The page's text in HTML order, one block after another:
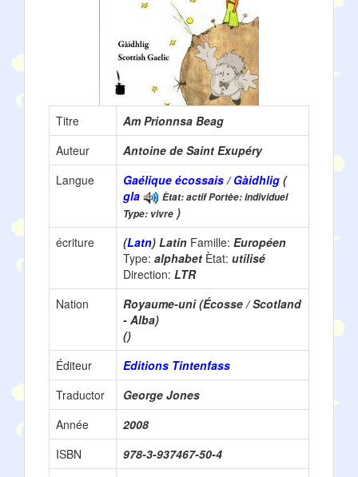
Titre
Am Prionnsa Beag
Auteur
Antoine de Saint Exupéry
Langue
Gaélique écossais / Gàidhlig (
gla
Ètat: actif Portèe: individuel
Type: vivre )
écriture
(Latn) Latin Famille: Européen
Type: alphabet Ètat: utilisé
Direction: LTR
Nation
Royaume-uni (Écosse / Scotland
- Alba)
()
Éditeur
Editions Tintenfass
Traductor
George Jones
Année
2008
ISBN
978-3-937467-50-4